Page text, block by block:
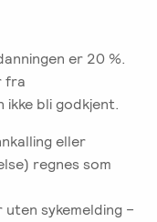
er 20 %.
fra
ikke bli godkjent.
eller
regnes som
sykemelding –